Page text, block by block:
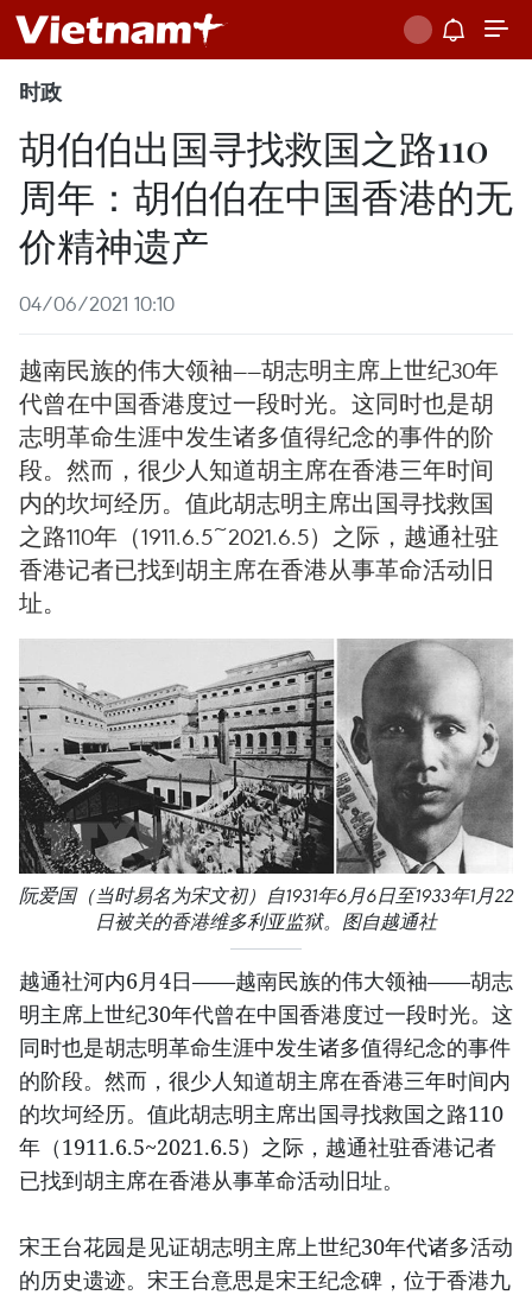
时政
胡伯伯出国寻找救国之路110
周年：胡伯伯在中国香港的无
价精神遗产
04/06/2021 10:10
越南民族的伟大领袖——胡志明主席上世纪30年
代曾在中国香港度过一段时光。这同时也是胡
志明革命生涯中发生诸多值得纪念的事件的阶
段。然而，很少人知道胡主席在香港三年时间
内的坎坷经历。值此胡志明主席出国寻找救国
之路110年（1911.6.5~2021.6.5）之际，越通社驻
香港记者已找到胡主席在香港从事革命活动旧
址。
阮爱国（当时易名为宋文初）自1931年6月6日至1933年1月22
日被关的香港维多利亚监狱。图自越通社
越通社河内6月4日——越南民族的伟大领袖——胡志
明主席上世纪30年代曾在中国香港度过一段时光。这
同时也是胡志明革命生涯中发生诸多值得纪念的事件
的阶段。然而，很少人知道胡主席在香港三年时间内
的坎坷经历。值此胡志明主席出国寻找救国之路110
年（1911.6.5~2021.6.5）之际，越通社驻香港记者
已找到胡主席在香港从事革命活动旧址。
宋王台花园是见证胡志明主席上世纪30年代诸多活动
的历史遗迹。宋王台意思是宋王纪念碑，位于香港九